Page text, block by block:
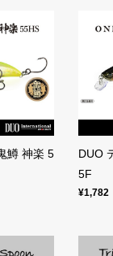
鱒 神楽 5
DUO
5F
¥1,782